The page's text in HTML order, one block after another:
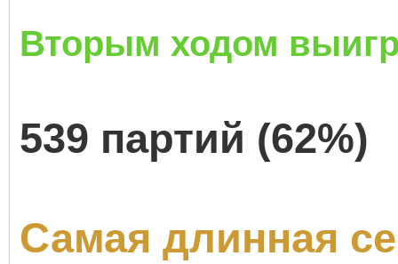
Вторым ходом
539 партий (62%)
Самая длинная